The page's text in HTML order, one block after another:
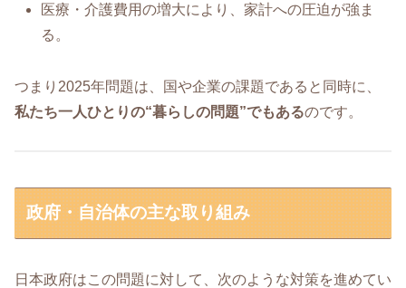
医療・介護費用の増大により、家計への圧迫が強ま
る。
つまり2025年問題は、国や企業の課題であると同時に、
私たち一人ひとりの“暮らしの問題”でもあるのです。
政府・自治体の主な取り組み
日本政府はこの問題に対して、次のような対策を進めてい